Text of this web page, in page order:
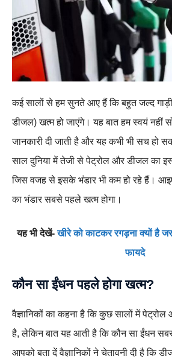
कई सालों से हम सुनते आए हैं कि बहुत जल्द
डीजल) खत्म हो जाएंगे। यह बात हम स्वयं नहीं
जानकारी दी जाती है और यह कभी भी सच हो
साल दुनिया में तेजी से पेट्रोल और डीजल का
जिस वजह से इसके भंडार भी कम हो रहे हैं।
का भंडार सबसे पहले खत्म होगा।
यह भी देखें-खीरे को काटकर रगड़ना क्यों है
फायदे
कौन सा ईंधन पहले होगा खत्म?
वैज्ञानिकों का कहना है कि कुछ सालों में
है, लेकिन बात यह आती है कि कौन सा ईंधन
आपको बता दें वैज्ञानिकों ने चेतावनी दी है कि